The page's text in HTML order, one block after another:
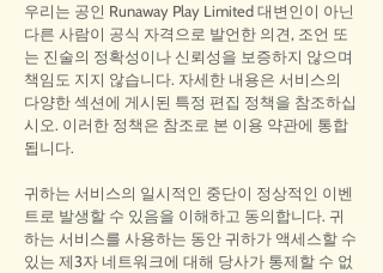
우리는 공인 Runaway Play Limited 대변인이 아닌
다른 사람이 공식 자격으로 발언한 의견, 조언 또
는 진술의 정확성이나 신뢰성을 보증하지 않으며
책임도 지지 않습니다. 자세한 내용은 서비스의
다양한 섹션에 게시된 특정 편집 정책을 참조하십
시오. 이러한 정책은 참조로 본 이용 약관에 통합
됩니다.
귀하는 서비스의 일시적인 중단이 정상적인 이벤
트로 발생할 수 있음을 이해하고 동의합니다. 귀
하는 서비스를 사용하는 동안 귀하가 액세스할 수
있는 제3자 네트워크에 대해 당사가 통제할 수 없